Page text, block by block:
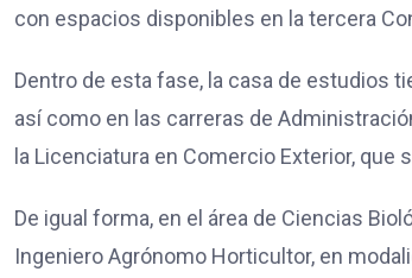
con espacios disponibles en la tercera
Dentro de esta fase, la casa de estudios
así como en las carreras de
la Licenciatura en Comercio Exterior, que
De igual forma, en el área de Ciencias
Ingeniero Agrónomo Horticultor, en